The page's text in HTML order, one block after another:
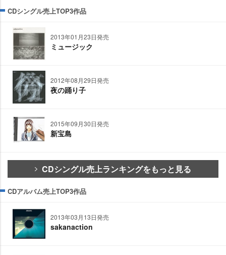
CDシングル売上TOP3作品
2013年01月23日発売
ミュージック
2012年08月29日発売
夜の踊り子
2015年09月30日発売
新宝島
CDシングル売上ランキングをもっと見る
CDアルバム売上TOP3作品
2013年03月13日発売
sakanaction